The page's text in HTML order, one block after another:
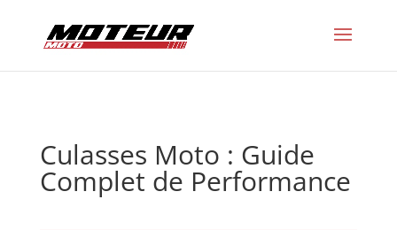
Culasses Moto : Guide
Complet de Performance